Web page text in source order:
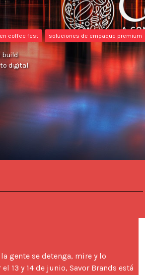
coffee fest soluciones de empaque premium
build
digital
13 y 14 de junio, Savor Brands está